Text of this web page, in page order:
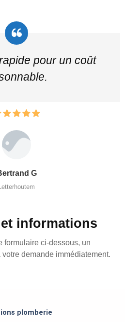
pour un coût
G
informations
formulaire ci-dessous, un
demande immédiatement.
plomberie